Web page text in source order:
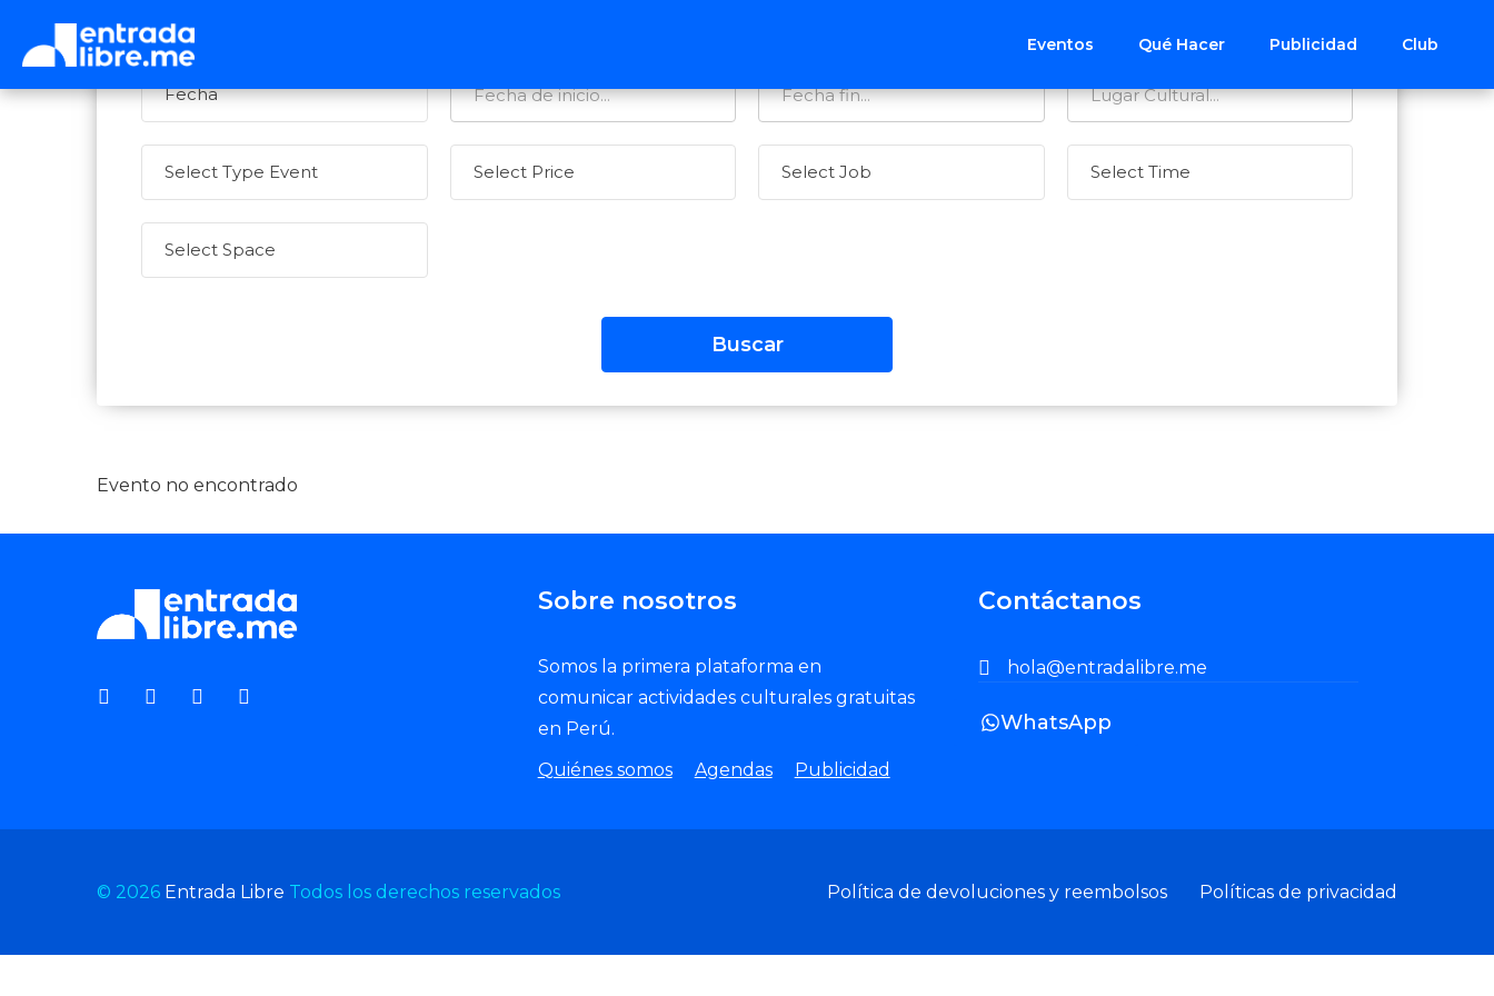
Eventos Qué Hacer Publicidad Club
Evento no encontrado
Sobre nosotros
Somos la primera plataforma en
comunicar actividades culturales gratuitas
en Perú.
Quiénes somos
Agendas Publicidad
Contáctanos
hola@entradalibre.me
WhatsApp
© 2026 Entrada Libre Todos los derechos reservados Política de devoluciones y reembolsos Políticas de privacidad